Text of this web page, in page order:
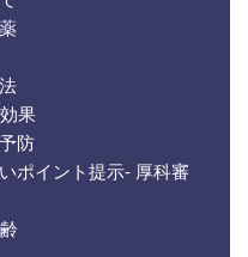
果
防
ポイント提示- 厚科審